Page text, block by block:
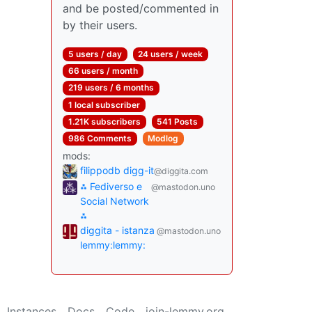
and be posted/commented in
by their users.
5 users / day
24 users / week
66 users / month
219 users / 6 months
1 local subscriber
1.21K subscribers
541 Posts
986 Comments
Modlog
mods:
filippodb digg-it@diggita.com
⁂ Fediverso e
Social Network
⁂
@mastodon.uno
diggita - istanza
lemmy:lemmy:
@mastodon.uno